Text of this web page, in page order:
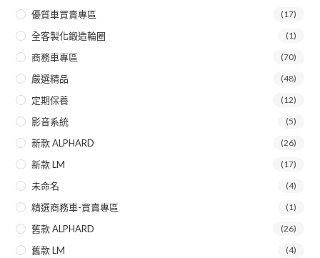
優質車買賣專區 (17)
全客製化鍛造輪圈 (1)
商務車專區 (70)
嚴選精品 (48)
定期保養 (12)
影音系統 (5)
新款 ALPHARD (26)
新款 LM (17)
未命名 (4)
精選商務車-買賣專區 (1)
舊款 ALPHARD (26)
舊款 LM (4)